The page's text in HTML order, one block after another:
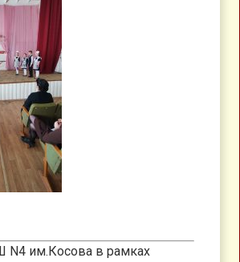
им.Косова в рамках